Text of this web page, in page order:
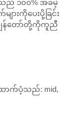
သည် ၁၀၀% အခမဲ့
ျားကိုပေးပို့ခြင်း
ကျွန်တော်တို့ကိုကူညီ
ောက်ပံ့သည်: mid,